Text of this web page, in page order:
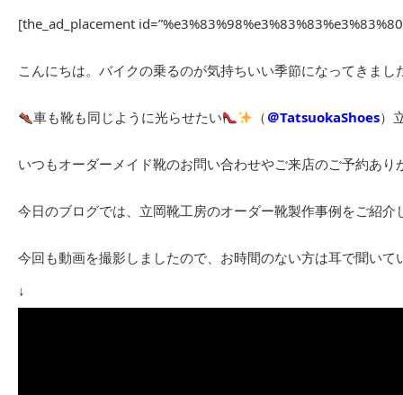
[the_ad_placement
こんにちは。バイクの乗るのが気持ちいい季節になってきまし
車も靴も同じように光らせたい （ ＠TatsuokaShoes）
いつもオーダーメイド靴のお問い合わせやご来店のご予約あり
今日のブログでは、立岡靴工房のオーダー靴製作事例をご紹介
今回も動画を撮影しましたので、お時間のない方は耳で聞いて
↓